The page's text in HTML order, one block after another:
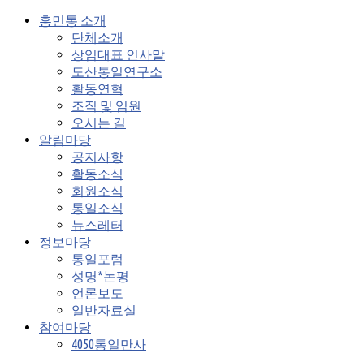
흥민통 소개
단체소개
상임대표 인사말
도산통일연구소
활동연혁
조직 및 임원
오시는 길
알림마당
공지사항
활동소식
회원소식
통일소식
뉴스레터
정보마당
통일포럼
성명*논평
언론보도
일반자료실
참여마당
4050통일만사